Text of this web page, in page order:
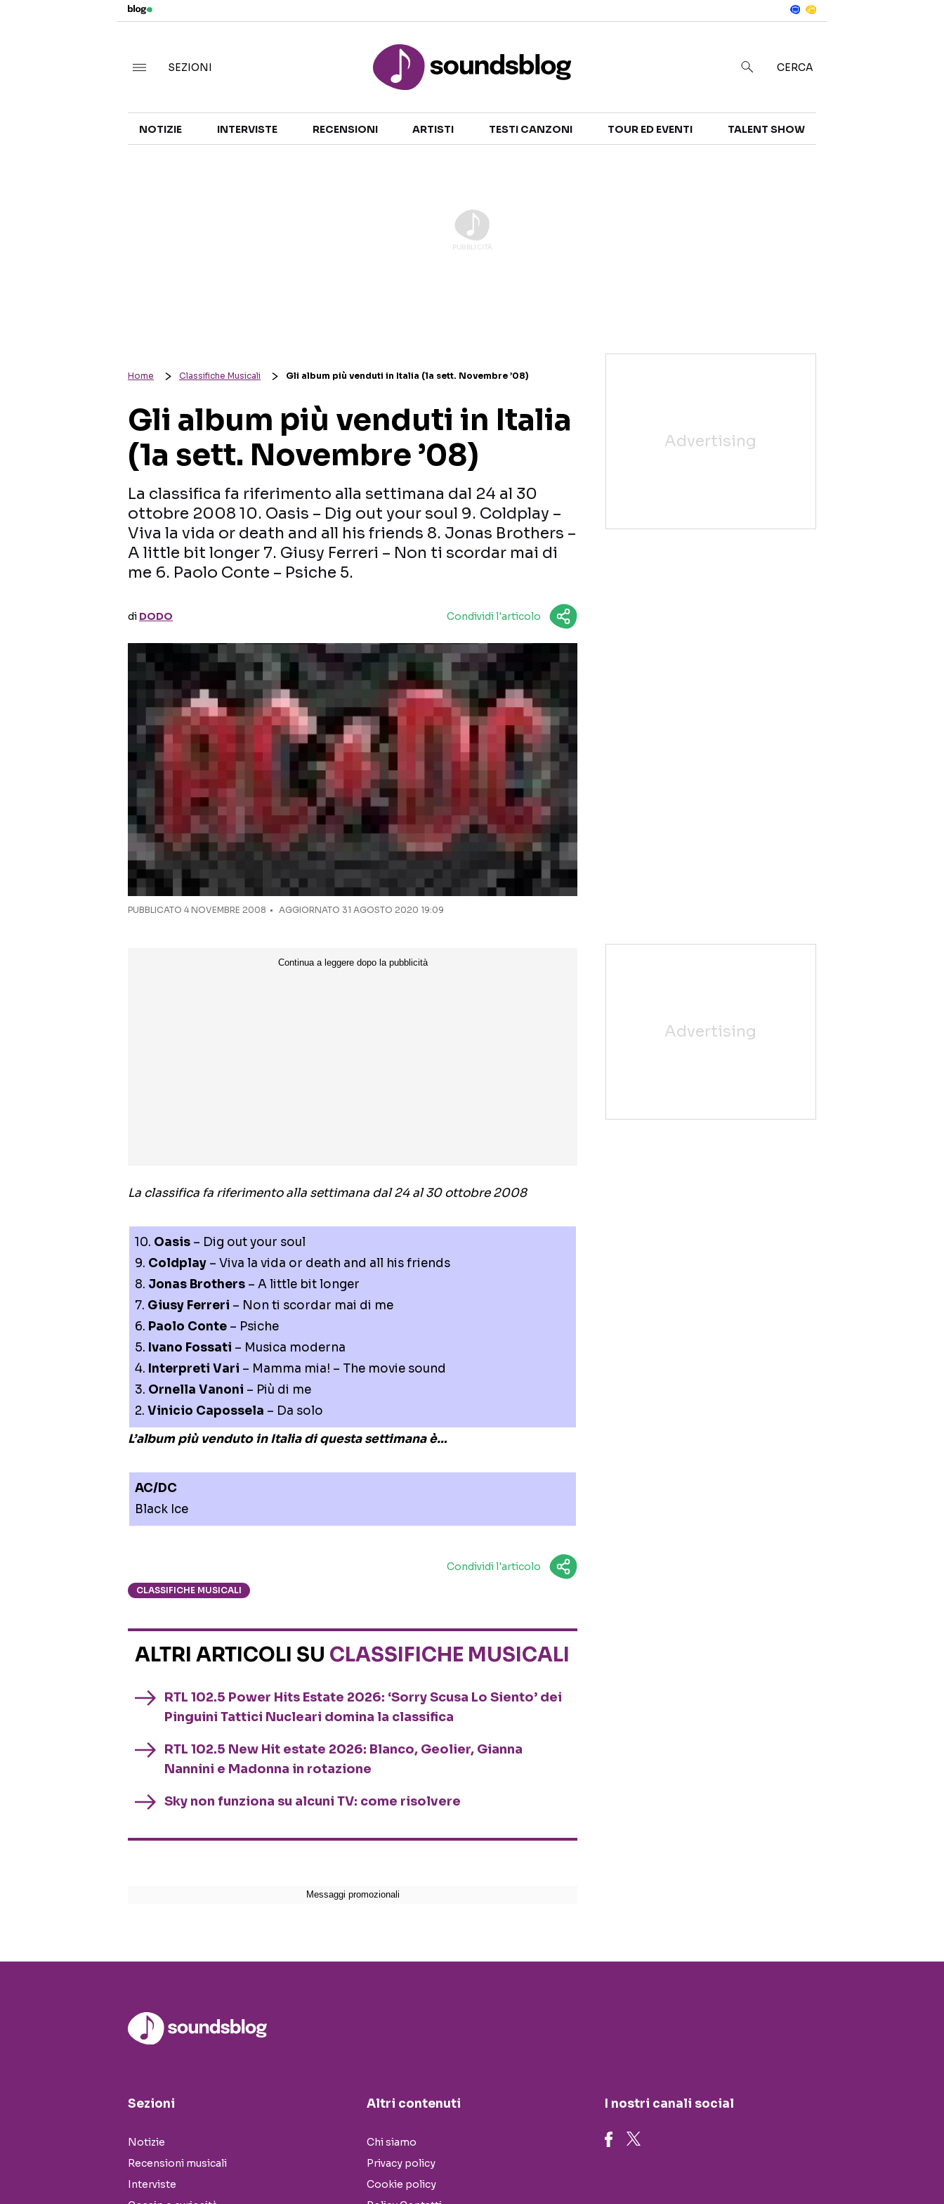
TALENT SHOW
SEZIONI CERCA
NOTIZIE INTERVISTE RECENSIONI ARTISTI TESTI CANZONI TOUR ED EVENTI TALENT SHOW
Home Classifiche Musicali Gli album più venduti in Italia (1a sett. Novembre ’08)
Gli album più venduti in Italia
(1a sett. Novembre ’08)
La classifica fa riferimento alla settimana dal 24 al 30
ottobre 2008 10. Oasis – Dig out your soul 9. Coldplay –
Viva la vida or death and all his friends 8. Jonas Brothers –
A little bit longer 7. Giusy Ferreri – Non ti scordar mai di
me 6. Paolo Conte – Psiche 5.
di DODO Condividi l'articolo
PUBBLICATO 4 NOVEMBRE 2008 AGGIORNATO 31 AGOSTO 2020 19:09
La classifica fa riferimento alla settimana dal 24 al 30 ottobre 2008
10. Oasis – Dig out your soul
9. Coldplay – Viva la vida or death and all his friends
8. Jonas Brothers – A little bit longer
7. Giusy Ferreri – Non ti scordar mai di me
6. Paolo Conte – Psiche
5. Ivano Fossati – Musica moderna
4. Interpreti Vari – Mamma mia! – The movie sound
3. Ornella Vanoni – Più di me
2. Vinicio Capossela – Da solo
L’album più venduto in Italia di questa settimana è…
AC/DC
Black Ice
Condividi l'articolo
CLASSIFICHE MUSICALI
ALTRI ARTICOLI SU CLASSIFICHE MUSICALI
RTL 102.5 Power Hits Estate 2026: ‘Sorry Scusa Lo Siento’ dei
Pinguini Tattici Nucleari domina la classifica
RTL 102.5 New Hit estate 2026: Blanco, Geolier, Gianna
Nannini e Madonna in rotazione
Sky non funziona su alcuni TV: come risolvere
Sezioni
Notizie
Recensioni musicali
Interviste
Altri contenuti
Chi siamo
Privacy policy
Cookie policy
I nostri canali social